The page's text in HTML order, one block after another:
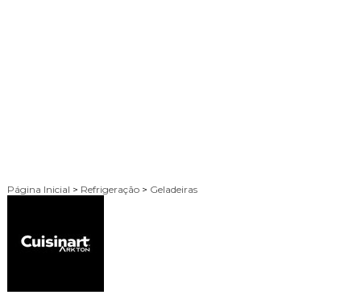
Página Inicial > Refrigeração > Geladeiras